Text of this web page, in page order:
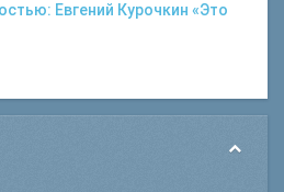
Евгений Курочкин «Это